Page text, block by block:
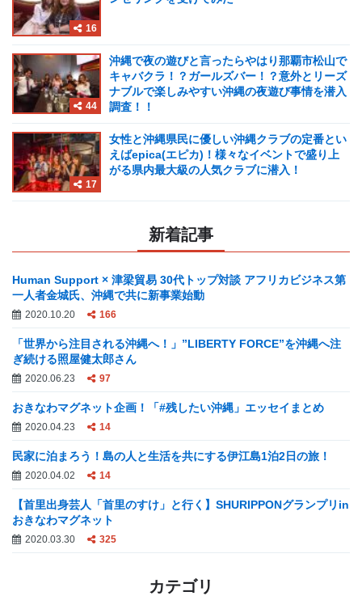
16
44
沖縄で夜の遊びと言ったらやはり那覇市松山で
キャバクラ！？ガールズバー！？意外とリーズ
ナブルで楽しみやすい沖縄の夜遊び事情を潜入
調査！！
17
女性と沖縄県民に優しい沖縄クラブの定番とい
えばepica(エピカ)！様々なイベントで盛り上
がる県内最大級の人気クラブに潜入！
新着記事
Human Support × 津梁貿易 30代トップ対談 アフリカビジネス第
一人者金城氏、沖縄で共に新事業始動
2020.10.20 166
「世界から注目される沖縄へ！」”LIBERTY FORCE”を沖縄へ注
ぎ続ける照屋健太郎さん
2020.06.23 97
おきなわマグネット企画！「#残したい沖縄」エッセイまとめ
2020.04.23 14
民家に泊まろう！島の人と生活を共にする伊江島1泊2日の旅！
2020.04.02 14
【首里出身芸人「首里のすけ」と行く】SHURIPPONグランプリin
おきなわマグネット
2020.03.30 325
カテゴリ